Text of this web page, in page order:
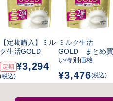
【定期購入】ミル
ク生活GOLD
定期 ¥3,294
(税込)
ミルク生活
GOLD まとめ買
い特別価格
¥3,476(税込)